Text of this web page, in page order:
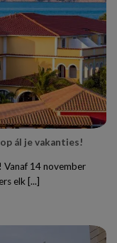
ál je vakanties!
Vanaf 14 november
elk [...]